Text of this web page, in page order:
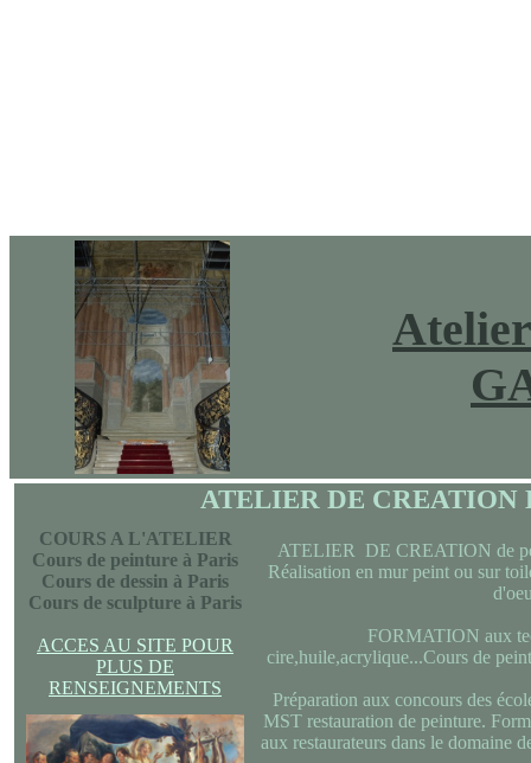
ATELIER DE
COURS A L'ATELIER
Cours de peinture à Paris
Cours de dessin à Paris
Cours de sculpture à Paris
ACCES AU SITE POUR
PLUS DE
RENSEIGNEMENTS
ATELIER DE CREATION de
Réalisation en mur peint ou sur
FORMATION aux
cire,huile,acrylique...Cours de
Préparation aux concours des
MST restauration de peinture.
aux restaurateurs dans le domaine